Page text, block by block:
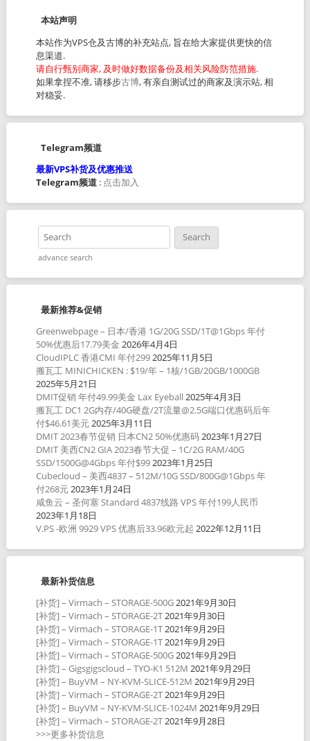
本站声明
本站作为VPS仓及古博的补充站点, 旨在给大家提供更快的信
息渠道.
请自行甄别商家, 及时做好数据备份及相关风险防范措施.
如果拿捏不准, 请移步古博, 有亲自测试过的商家及演示站, 相
对稳妥.
Telegram频道
最新VPS补货及优惠推送
Telegram频道: 点击加入
advance search
最新推荐&促销
Greenwebpage – 日本/香港 1G/20G SSD/1T@1Gbps 年付
50%优惠后17.79美金 2026年4月4日
CloudIPLC 香港CMI 年付2992025年11月5日
搬瓦工 MINICHICKEN : $19/年 – 1核/1GB/20GB/1000GB
2025年5月21日
DMIT促销 年付49.99美金 Lax Eyeball 2025年4月3日
搬瓦工 DC1 2G内存/40G硬盘/2T流量@2.5G端口优惠码后年
付$46.61美元2025年3月11日
DMIT 2023春节促销 日本CN2 50%优惠码2023年1月27日
DMIT 美西CN2 GIA 2023春节大促 – 1C/2G RAM/40G
SSD/1500G@4Gbps 年付$992023年1月25日
Cubecloud – 美西4837 – 512M/10G SSD/800G@1Gbps 年
付268元2023年1月24日
咸鱼云 – 圣何塞 Standard 4837线路 VPS 年付199人民币
2023年1月18日
V.PS -欧洲 9929 VPS 优惠后33.96欧元起 2022年12月11日
最新补货信息
[补货] – Virmach – STORAGE-500G2021年9月30日
[补货] – Virmach – STORAGE-2T2021年9月30日
[补货] – Virmach – STORAGE-1T2021年9月29日
[补货] – Virmach – STORAGE-1T2021年9月29日
[补货] – Virmach – STORAGE-500G2021年9月29日
[补货] – Gigsgigscloud – TYO-K1 512M 2021年9月29日
[补货] – BuyVM – NY-KVM-SLICE-512M 2021年9月29日
[补货] – Virmach – STORAGE-2T2021年9月29日
[补货] – BuyVM – NY-KVM-SLICE-1024M 2021年9月29日
[补货] – Virmach – STORAGE-2T2021年9月28日
>>>更多补货信息